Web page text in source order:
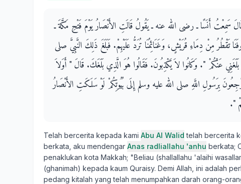
سَمِعْتُ أَنَسًا ـ رضى الله عنه ـ يَقُولُ قَالَتِ الأَنْصَارُ يَوْمَ فَتْحِ مَكَّةَ ـ
تَقْطُرُ مِنْ دِمَاءِ قُرَيْشٍ، وَغَنَائِمُنَا تُرَدُّ عَلَيْهِمْ‏.‏ فَبَلَغَ ذَلِكَ النَّبِيَّ صلى
عَنْكُمْ ‏"‏‏.‏ وَكَانُوا لاَ يَكْذِبُونَ‏.‏ فَقَالُوا هُوَ الَّذِي بَلَغَكَ‏.‏ قَالَ ‏"‏ أَوَلاَ
بِرَسُولِ اللَّهِ صلى الله عليه وسلم إِلَى بُيُوتِكُمْ لَوْ سَلَكَتِ الأَنْصَارُ
‏"‏‏.‏
Telah bercerita kepada kami Abu Al Walid telah bercerita
berkata, aku mendengar Anas radliallahu 'anhu berkata;
penaklukan kota Makkah; "Beliau (shallallahu 'alaihi
(ghanimah) kepada kaum Quraisy. Demi Allah, ini adalah
pedang kitalah yang telah menumpahkan darah orang-